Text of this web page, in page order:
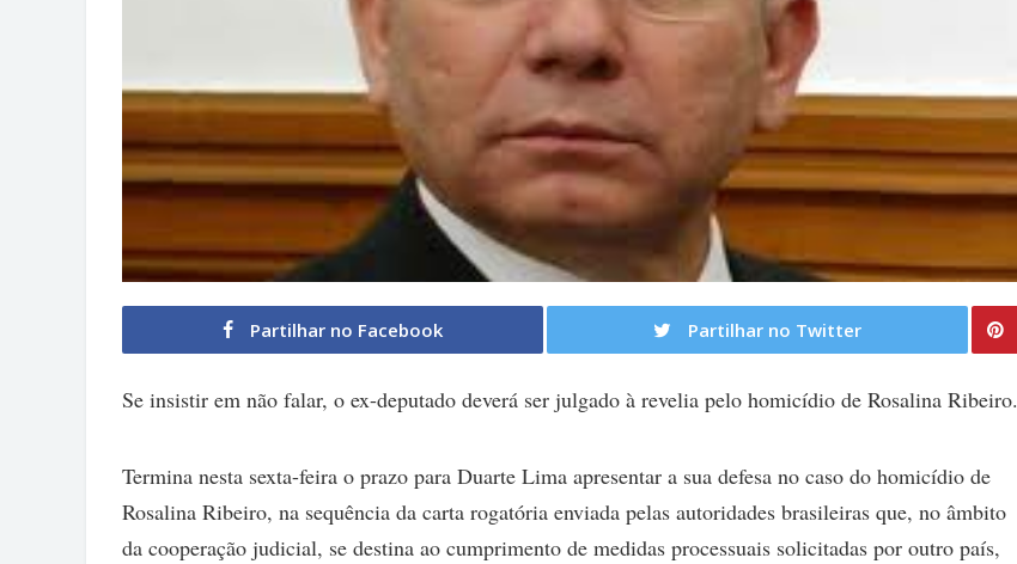
Partilhar no Facebook Partilhar no Twitter
Se insistir em não falar, o ex-deputado deverá ser julgado à revelia pelo homicídio de Rosalina Ribeiro.
Termina nesta sexta-feira o prazo para Duarte Lima apresentar a sua defesa no caso do homicídio de
Rosalina Ribeiro, na sequência da carta rogatória enviada pelas autoridades brasileiras que, no âmbito
da cooperação judicial, se destina ao cumprimento de medidas processuais solicitadas por outro país,